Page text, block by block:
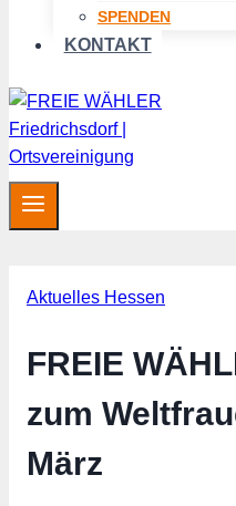
SPENDEN
KONTAKT
Aktuelles Hessen
FREIE
zum
März